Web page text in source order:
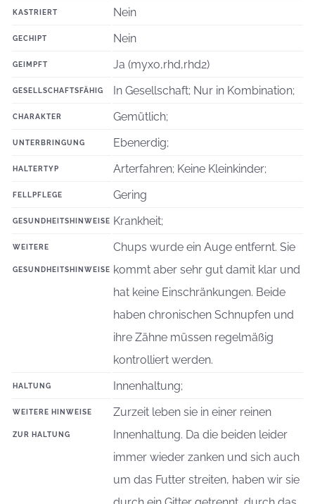
KASTRIERT Nein
GECHIPT Nein
GEIMPFT Ja (myxo,rhd,rhd2)
GESELLSCHAFTSFÄHIG In Gesellschaft; Nur in Kombination;
CHARAKTER Gemütlich;
UNTERBRINGUNG Ebenerdig;
HALTERTYP Arterfahren; Keine Kleinkinder;
FELLPFLEGE Gering
GESUNDHEITSHINWEISE Krankheit;
WEITERE
GESUNDHEITSHINWEISE
Chups wurde ein Auge entfernt. Sie
kommt aber sehr gut damit klar und
hat keine Einschränkungen. Beide
haben chronischen Schnupfen und
ihre Zähne müssen regelmäßig
kontrolliert werden.
HALTUNG Innenhaltung;
WEITERE HINWEISE
ZUR HALTUNG
Zurzeit leben sie in einer reinen
Innenhaltung. Da die beiden leider
immer wieder zanken und sich auch
um das Futter streiten, haben wir sie